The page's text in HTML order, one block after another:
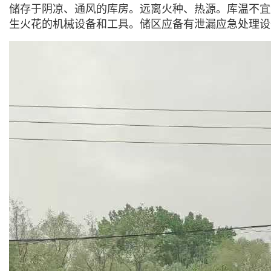
储存于阴凉、通风的库房。远离火种、热源。库温不
生火花的机械设备和工具。储区应备有泄漏应急处理